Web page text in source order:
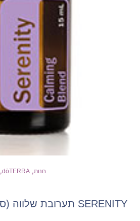
חנות,
dōTERRA
,
SERENITY תערובת שלווה (סרניטי)